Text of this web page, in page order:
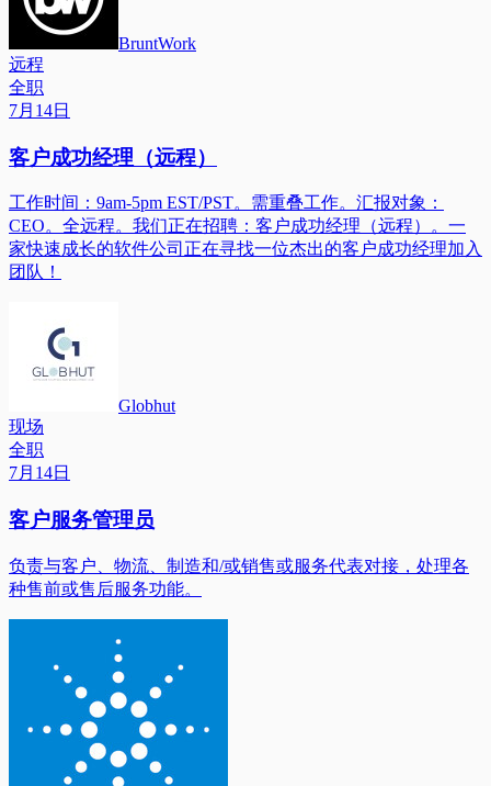
BruntWork
远程
全职
7月14日
客户成功经理（远程）
工作时间：9am-5pm EST/PST。需重叠工作。汇报对象：
CEO。全远程。我们正在招聘：客户成功经理（远程）。一
家快速成长的软件公司正在寻找一位杰出的客户成功经理加入
团队！
Globhut
现场
全职
7月14日
客户服务管理员
负责与客户、物流、制造和/或销售或服务代表对接，处理各
种售前或售后服务功能。